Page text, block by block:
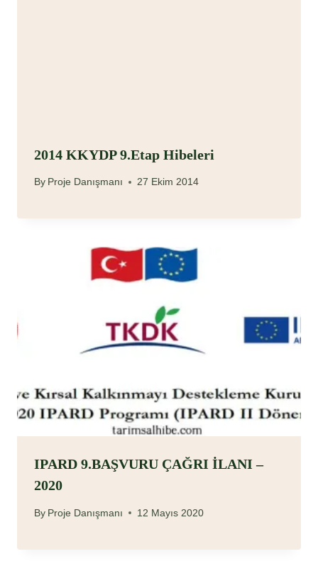
2014 KKYDP 9.Etap Hibeleri
By Proje Danışmanı 27 Ekim 2014
IPARD 9.BAŞVURU ÇAĞRI İLANI –
2020
By Proje Danışmanı 12 Mayıs 2020